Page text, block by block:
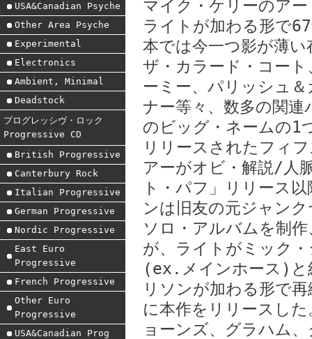
USA&Canadian Psyche
Other Area Psyche
Experimental
Electronics
Ambient, Minimal
Deadstock
プログレッシヴ・ロック
Progressive CD
British Progressive
Canterbury Rock
Italian Progressive
German Progressive
Nordic Progressive
East Euro
Progressive
French Progressive
Other Euro
Progressive
USA&Canadian Prog
マイク・ケリーのア
ライトが加わる形で
本では今一つ影が薄
ザ・カラード・コー
ーミー、パリッシュ
ナー等々、数多の関
のビッグ・ネームの1
リリースされたフィ
アーがオビ・解説/人
ト・パフ」リリース
ンは旧友の元ジャン
ソロ・アルバムを制
が、ライトがミック
(ex.メインホース)と
リソンが加わる形で
に本作をリリースし
ョーンズ、グラハム